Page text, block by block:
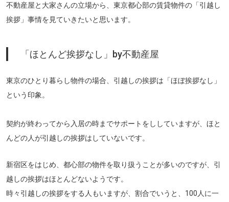
不動産屋と大家さんの立場から、 東京都心部の賃貸物件の「引越し
挨拶」事情を見ていきたいと思います。
「ほとんど挨拶なし」by不動産屋
東京のひとり暮らし物件の場合、引越しの挨拶は 「ほぼ挨拶なし」
という印象。
契約が終わってから入居の時までサポートをししていますが、ほと
んどの人が引越しの挨拶はしていないです。
新宿区をはじめ、都心部の物件を取り扱うことが多いのですが、引
越しの挨拶はほとんどないようです。
時々引越しの挨拶をする人もいますが、割合でいうと、100人に一